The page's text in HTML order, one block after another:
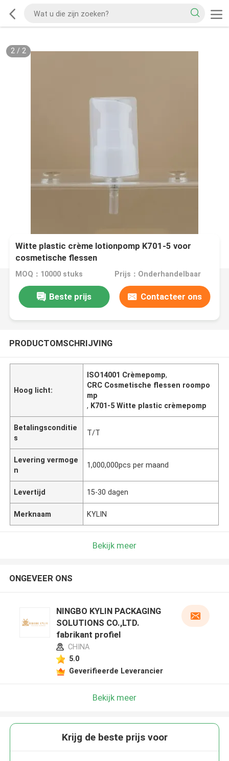
2/ 2
Witte plastic crème lotionpomp K701-5 voor
cosmetische flessen
MOQ：10000 stuks Prijs：Onderhandelbaar
Beste prijs Contacteer ons
PRODUCTOMSCHRIJVING
Hoog licht:
ISO14001 Crèmepomp,
CRC Cosmetische flessen roompo
mp
, K701-5 Witte plastic crèmepomp
Betalingsconditie
s
T/T
Levering vermoge
n
1,000,000pcs per maand
Levertijd 15-30 dagen
Merknaam KYLIN
Bekijk meer
ONGEVEER ONS
NINGBO KYLIN PACKAGING
SOLUTIONS CO.,LTD.
fabrikant profiel
CHINA
5.0
Geverifieerde Leverancier
Bekijk meer
Krijg de beste prijs voor